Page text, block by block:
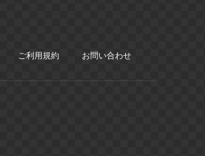
ご利用規約 お問い合わせ